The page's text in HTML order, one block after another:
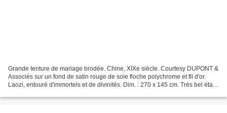
Grande tenture de mariage brodée. Chine, XIXe siècle. Courtesy DUPONT &
Associés sur un fond de satin rouge de soie floche polychrome et fil d'or.
Laozi, entouré d'immortels et de divinités. Dim. : 270 x 145 cm. Trés bel état.